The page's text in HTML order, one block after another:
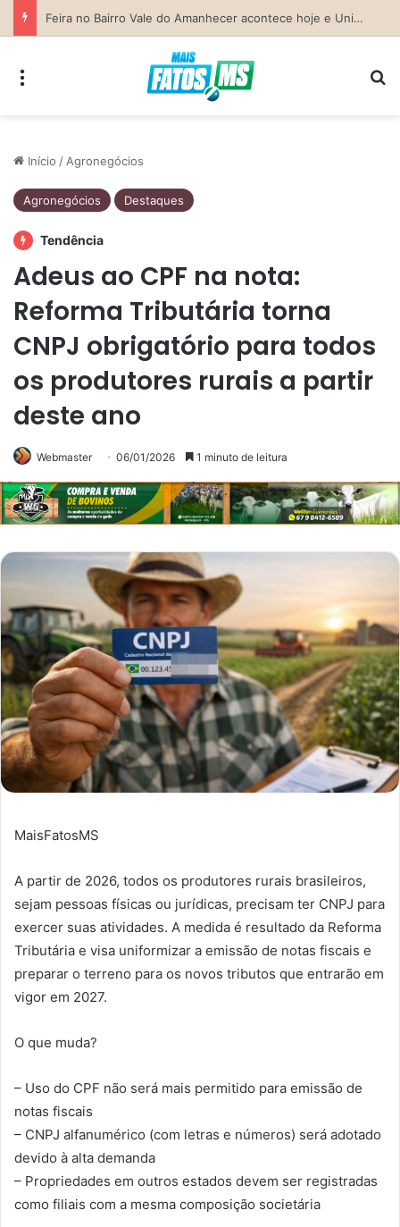
Previsão do Tempo para Costa Rica nesta sexta-feira (7)
Início / Agronegócios
Agronegócios Destaques
Tendência
Adeus ao CPF na nota:
Reforma Tributária torna
CNPJ obrigatório para todos
os produtores rurais a partir
deste ano
Webmaster 06/01/2026 1 minuto de leitura
MaisFatosMS
A partir de 2026, todos os produtores rurais brasileiros,
sejam pessoas físicas ou jurídicas, precisam ter CNPJ para
exercer suas atividades. A medida é resultado da Reforma
Tributária e visa uniformizar a emissão de notas fiscais e
preparar o terreno para os novos tributos que entrarão em
vigor em 2027.
O que muda?
– Uso do CPF não será mais permitido para emissão de
notas fiscais
– CNPJ alfanumérico (com letras e números) será adotado
devido à alta demanda
– Propriedades em outros estados devem ser registradas
como filiais com a mesma composição societária